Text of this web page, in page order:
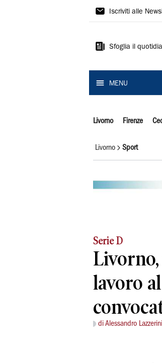
Il
Iscriviti alle
Sfoglia il
MENU
Livorno Firenze
Livorno Sport
Serie D
lavoro
di Alessandro Lazzerini